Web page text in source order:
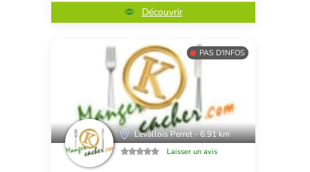
Découvrir
PAS D'INFOS
Levallois Perret - 6.91 km
Laisser un avis